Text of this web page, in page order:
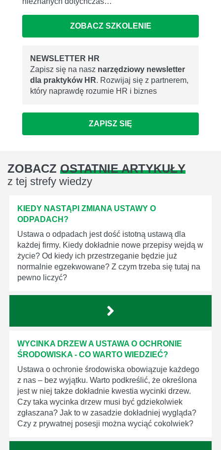
ZOBACZ SZKOLENIE
NEWSLETTER HR
Zapisz się na nasz narzędziowy newsletter
dla praktyków HR. Rozwijaj się z partnerem,
który naprawdę rozumie HR i biznes
ZAPISZ SIĘ
ZOBACZ OSTATNIE ARTYKUŁY
z tej strefy wiedzy
KIEDY NASTĄPI ZMIANA USTAWY O
ODPADACH?
Ustawa o odpadach jest dość istotną ustawą dla
każdej firmy. Kiedy dokładnie nowe przepisy wejdą w
życie? Od kiedy ich przestrzeganie będzie już
normalnie egzekwowane? Z czym trzeba się tutaj na
pewno liczyć?
WYCINKA DRZEW A USTAWA O OCHRONIE
ŚRODOWISKA - CO WARTO WIEDZIEĆ?
Ustawa o ochronie środowiska obowiązuje każdego
z nas – bez wyjątku. Warto podkreślić, że określona
jest w niej także dokładnie kwestia wycinki drzew.
Czy taka wycinka drzew musi być gdziekolwiek
zgłaszana? Jak to w zasadzie dokładniej wygląda?
Czy z prywatnej posesji można wyciąć cokolwiek?